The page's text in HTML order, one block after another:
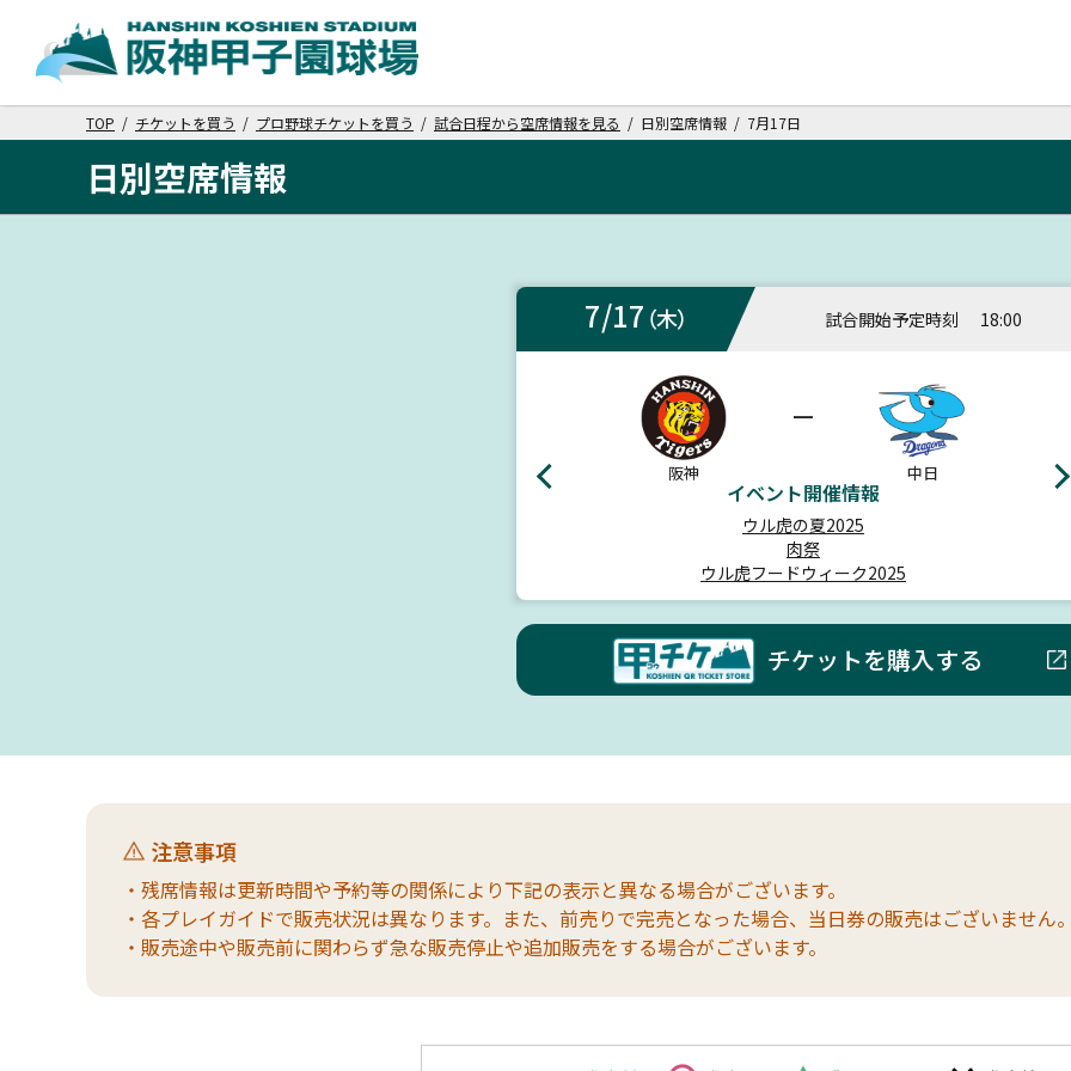
TOP / チケットを買う / プロ野球チケットを買う / 試合日程から空席情報を見る / 日別空席情報 / 7月17日
日別空席情報
7/17 （木） 試合開始予定時刻 18:00
阪神
ー
中日
イベント開催情報
ウル虎の夏2025
肉祭
ウル虎フードウィーク2025
チケットを購入する
注意事項
・残席情報は更新時間や予約等の関係により下記の表示と異なる場合がございます。
・各プレイガイドで販売状況は異なります。また、前売りで完売となった場合、当日券の販売はございません
・販売途中や販売前に関わらず急な販売停止や追加販売をする場合がございます。